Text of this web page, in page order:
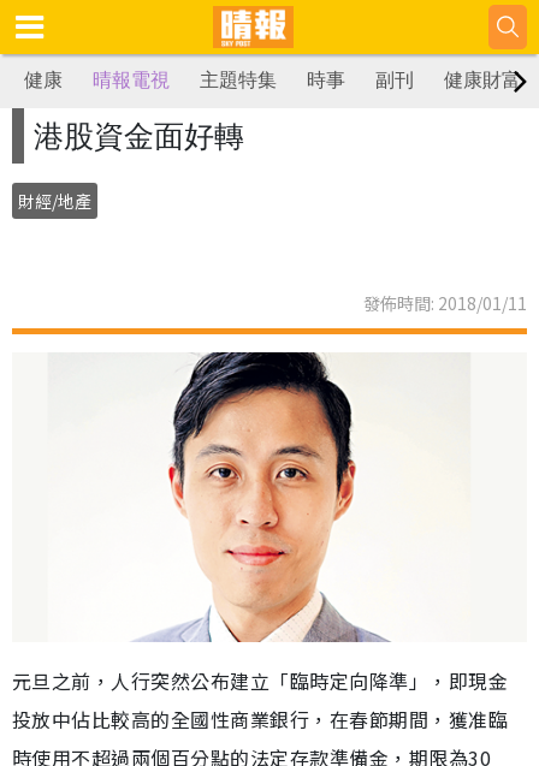
健康 晴報電視 主題特集 時事 副刊 健康財富
港股資金面好轉
財經/地產
發佈時間: 2018/01/11
元旦之前，人行突然公布建立「臨時定向降準」，即現金
投放中佔比較高的全國性商業銀行，在春節期間，獲准臨
時使用不超過兩個百分點的法定存款準備金，期限為30